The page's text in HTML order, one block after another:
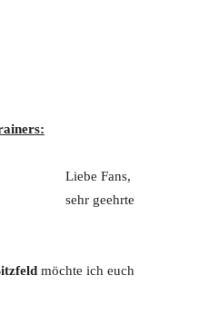
Liebe Fans,
sehr geehrte
möchte ich euch